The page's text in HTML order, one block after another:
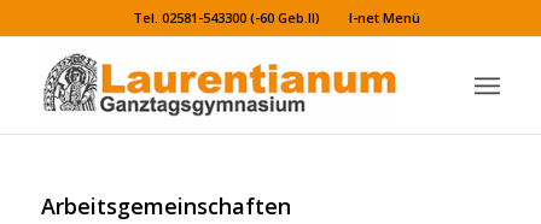
Tel. 02581-543300 (-60 Geb.II) I-net Menü
Arbeitsgemeinschaften